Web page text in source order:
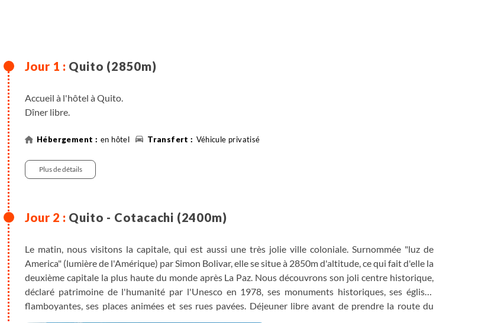
Quito (2850m)
Accueil à l'hôtel à Quito.
Dîner libre.
en hôtel Véhicule privatisé
Plus de détails
Quito - Cotacachi (2400m)
Le matin, nous visitons la capitale, qui est aussi une très jolie ville coloniale. Surnommée "luz de
America" (lumière de l'Amérique) par Simon Bolivar, elle se situe à 2850m d'altitude, ce qui fait d'elle la
deuxième capitale la plus haute du monde après La Paz. Nous découvrons son joli centre historique,
déclaré patrimoine de l'humanité par l'Unesco en 1978, ses monuments historiques, ses églises
flamboyantes, ses places animées et ses rues pavées. Déjeuner libre avant de prendre la route du